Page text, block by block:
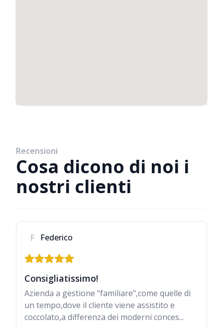
Recensioni
Cosa dicono di noi i
nostri clienti
F Federico
Consigliatissimo!
Azienda a gestione "familiare",come quelle di
un tempo,dove il cliente viene assistito e
coccolato,a differenza dei moderni conces...